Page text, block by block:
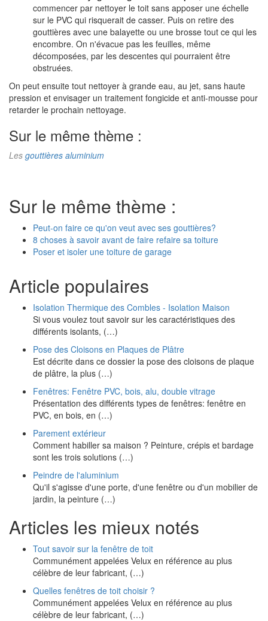
commencer par nettoyer le toit sans apposer une échelle
sur le PVC qui risquerait de casser. Puis on retire des
gouttières avec une balayette ou une brosse tout ce qui les
encombre. On n'évacue pas les feuilles, même
décomposées, par les descentes qui pourraient être
obstruées.
On peut ensuite tout nettoyer à grande eau, au jet, sans haute
pression et envisager un traitement fongicide et anti-mousse pour
retarder le prochain nettoyage.
Sur le même thème :
Les gouttières aluminium
Sur le même thème :
Peut-on faire ce qu'on veut avec ses gouttières?
8 choses à savoir avant de faire refaire sa toiture
Poser et isoler une toiture de garage
Article populaires
Isolation Thermique des Combles - Isolation Maison
Si vous voulez tout savoir sur les caractéristiques des
différents isolants, (…)
Pose des Cloisons en Plaques de Plâtre
Est décrite dans ce dossier la pose des cloisons de plaque
de plâtre, la plus (…)
Fenêtres: Fenêtre PVC, bois, alu, double vitrage
Présentation des différents types de fenêtres: fenêtre en
PVC, en bois, en (…)
Parement extérieur
Comment habiller sa maison ? Peinture, crépis et bardage
sont les trois solutions (…)
Peindre de l'aluminium
Qu'il s'agisse d'une porte, d'une fenêtre ou d'un mobilier de
jardin, la peinture (…)
Articles les mieux notés
Tout savoir sur la fenêtre de toit
Communément appelées Velux en référence au plus
célèbre de leur fabricant, (…)
Quelles fenêtres de toit choisir ?
Communément appelées Velux en référence au plus
célèbre de leur fabricant, (…)